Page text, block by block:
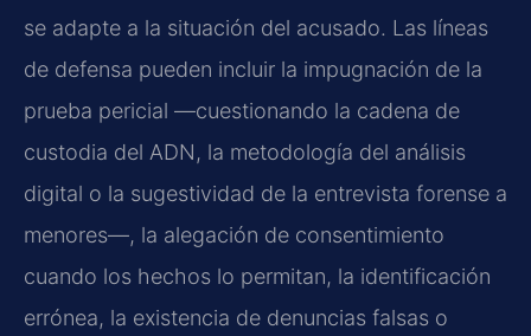
se adapte a la situación del acusado. Las líneas
de defensa pueden incluir la impugnación de la
prueba pericial —cuestionando la cadena de
custodia del ADN, la metodología del análisis
digital o la sugestividad de la entrevista forense a
menores—, la alegación de consentimiento
cuando los hechos lo permitan, la identificación
errónea, la existencia de denuncias falsas o